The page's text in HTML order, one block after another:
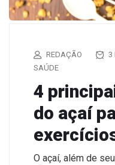
REDAÇÃO
3
SAÚDE
4
do açaí
O açaí, além de